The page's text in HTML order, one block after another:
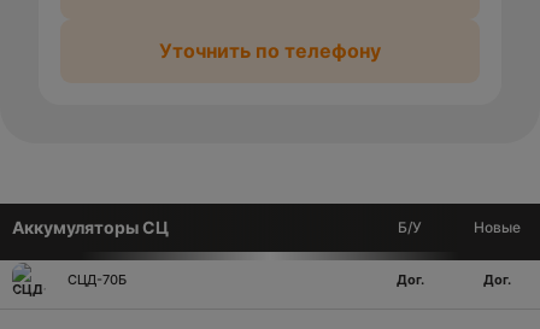
Уточнить по телефону
Аккумуляторы СЦ Б/У Новые
СЦД-70Б Дог. Дог.